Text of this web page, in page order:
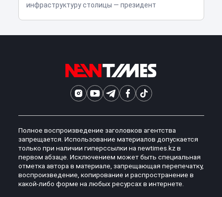
инфраструктуру столицы — президент
Полное воспроизведение заголовков агентства
запрещается. Использование материалов допускается
только при наличии гиперссылки на newtimes.kz в
первом абзаце. Исключением может быть специальная
отметка автора в материале, запрещающая перепечатку,
воспроизведение, копирование и распространение в
какой-либо форме на любых ресурсах в интернете.